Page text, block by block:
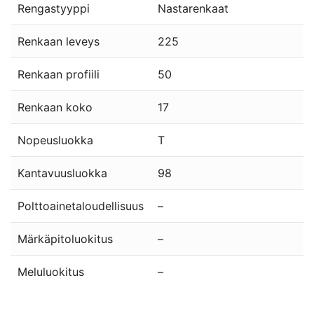
Rengastyyppi Nastarenkaat
Renkaan leveys 225
Renkaan profiili 50
Renkaan koko 17
Nopeusluokka T
Kantavuusluokka 98
Polttoainetaloudellisuus –
Märkäpitoluokitus –
Meluluokitus –